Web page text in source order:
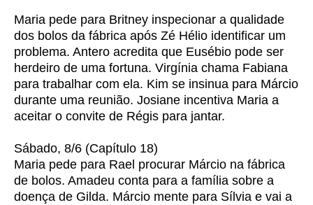
Maria pede para Britney inspecionar a qualidade
dos bolos da fábrica após Zé Hélio identificar um
problema. Antero acredita que Eusébio pode ser
herdeiro de uma fortuna. Virgínia chama Fabiana
para trabalhar com ela. Kim se insinua para Márcio
durante uma reunião. Josiane incentiva Maria a
aceitar o convite de Régis para jantar.
Sábado, 8/6 (Capítulo 18)
Maria pede para Rael procurar Márcio na fábrica
de bolos. Amadeu conta para a família sobre a
doença de Gilda. Márcio mente para Sílvia e vai a